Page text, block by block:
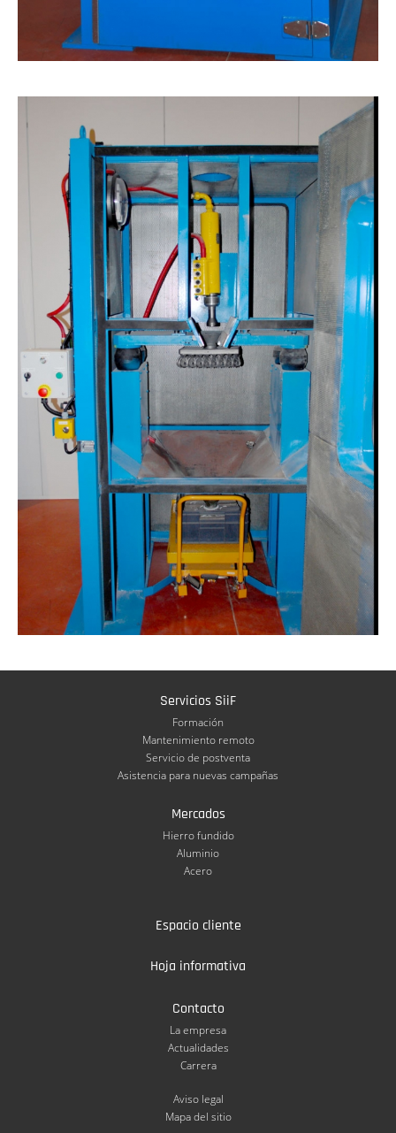
Servicios SiiF
Formación
Mantenimiento remoto
Servicio de postventa
Asistencia para nuevas campañas
Mercados
Hierro fundido
Aluminio
Acero
Espacio cliente
Hoja informativa
Contacto
La empresa
Actualidades
Carrera
Aviso legal
Mapa del sitio